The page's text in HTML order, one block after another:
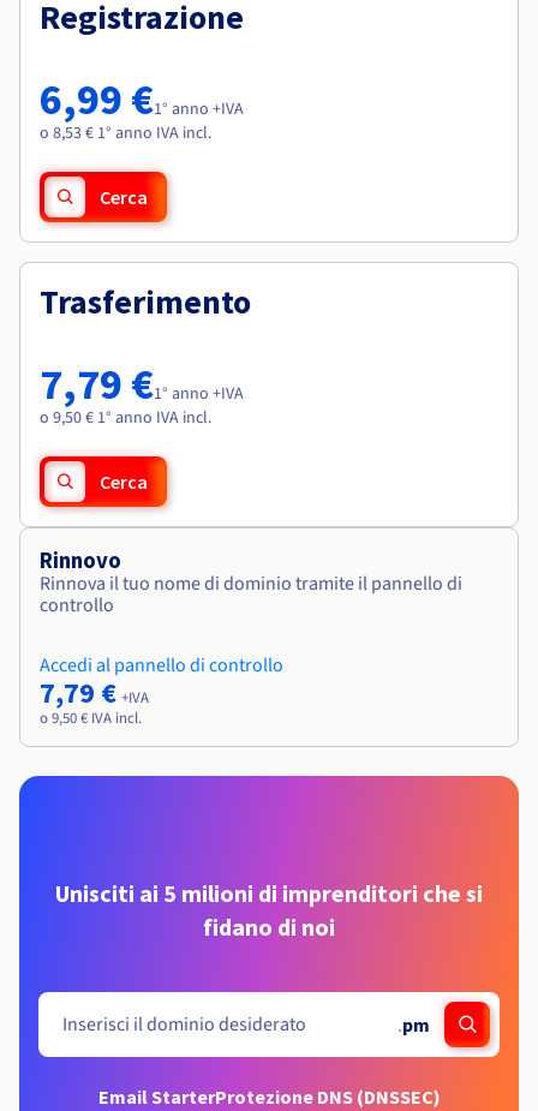
Tariffe
Roadmap & Changelog
Osservabilità
Roadmap & Changelog
Roadmap & Changelog
Roadmap & Changelog
Roadmap & Changelog
Registrazione
6,99 €1° anno +IVA
o 8,53 € 1° anno IVA incl.
Cerca
Trasferimento
7,79 €1° anno +IVA
o 9,50 € 1° anno IVA incl.
Cerca
Rinnovo
Rinnova il tuo nome di dominio tramite il pannello di
controllo
Accedi al pannello di controllo
7,79 € +IVA
o 9,50 € IVA incl.
Unisciti ai 5 milioni di imprenditori che si
fidano di noi
.pm
Email StarterProtezione DNS (DNSSEC)